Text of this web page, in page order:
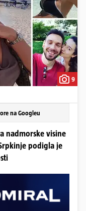
9
na Googleu
nadmorske visine
podigla je